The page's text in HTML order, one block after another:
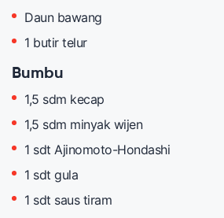
Daun bawang
1 butir telur
Bumbu
1,5 sdm kecap
1,5 sdm minyak wijen
1 sdt Ajinomoto-Hondashi
1 sdt gula
1 sdt saus tiram